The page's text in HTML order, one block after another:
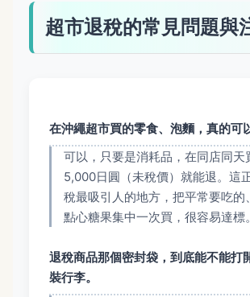
超市退稅的常見問題與
在沖繩超市買的零食、泡麵，真的可
可以，只要是消耗品，在同店同天
5,000日圓（未稅價）就能退。這
稅最吸引人的地方，把平常要吃的
點心糖果集中一次買，很容易達標。
退稅商品那個密封袋，到底能不能打
裝行李。